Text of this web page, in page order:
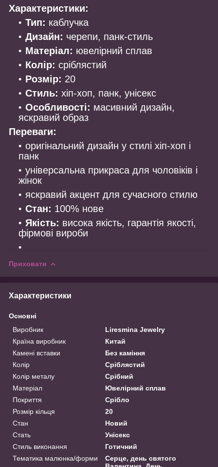
Характеристики:
Тип: каблучка
Дизайн: черепи, панк-стиль
Матеріал: ювелірний сплав
Колір: сріблястий
Розмір: 20
Стиль: хіп-хоп, панк, унісекс
Особливості: масивний дизайн,
яскравий образ
Переваги:
оригінальний дизайн у стилі хіп-хоп і
панк
універсальна прикраса для чоловіків і
жінок
яскравий акцент для сучасного стилю
Стан: 100% нове
Якість: висока якість, гарантія якості,
фірмові вироби
Приховати
Характеристики
Основні
Виробник
Liresmina Jewelry
Країна виробник
Китай
Камені вставки
Без каміння
Колір
Сріблястий
Колір металу
Срібний
Матеріал
Ювелірний сплав
Покриття
Срібло
Розмір кільця
20
Стан
Новий
Стать
Унісекс
Стиль виконання
Готичний
Тематика малюнка/форми
Серце, день святого